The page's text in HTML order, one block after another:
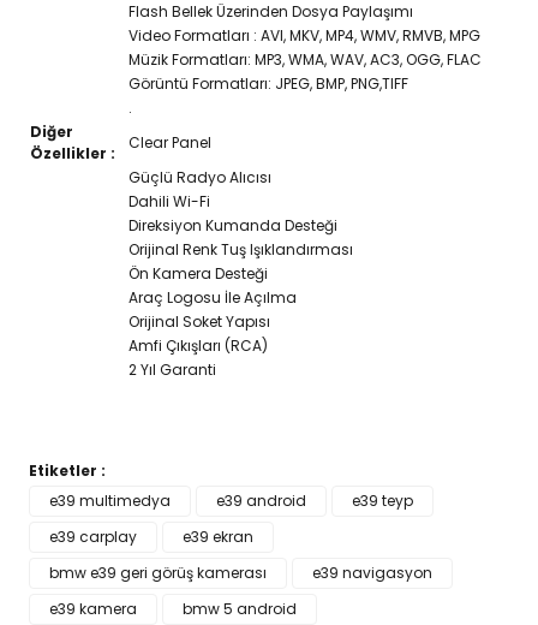
Flash Bellek Üzerinden Dosya Paylaşımı
Video Formatları : AVI, MKV, MP4, WMV, RMVB, MPG
Müzik Formatları: MP3, WMA, WAV, AC3, OGG, FLAC
Görüntü Formatları: JPEG, BMP, PNG,TIFF
.
Diğer
Özellikler :
Clear Panel
Güçlü Radyo Alıcısı
Dahili Wi-Fi
Direksiyon Kumanda Desteği
Orijinal Renk Tuş Işıklandırması
Ön Kamera Desteği
Araç Logosu İle Açılma
Orijinal Soket Yapısı
Amfi Çıkışları (RCA)
2 Yıl Garanti
Bu ürüne ilk yorumu siz yapın!
Yorum Yaz
Bu ürünün fiyat bilgisi, resim, ürün açıklamalarında ve diğer
kullanarak tarafımıza iletebilirsiniz.
Görüş ve önerileriniz için teşekkür ederiz.
Etiketler :
e39 multimedya
e39 android
e39 teyp
e39 carplay
e39 ekran
bmw e39 geri görüş kamerası
e39 navigasyon
e39 kamera
bmw 5 android